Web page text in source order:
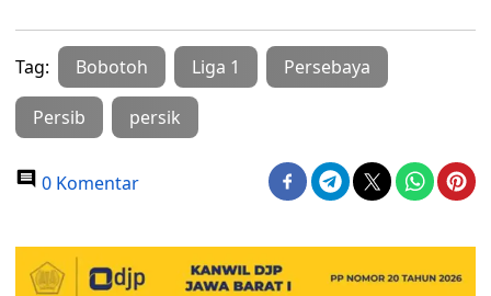
Tag: Bobotoh Liga 1 Persebaya
Persib persik
0 Komentar